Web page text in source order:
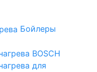
Бойлеры
BOSCH
для